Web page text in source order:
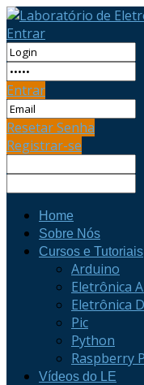
Entrar
Entrar
Resetar Senha
Registrar-se
Home
Sobre Nós
Cursos e Tutoriais
Arduino
Eletrônica
Eletrônica
Pic
Python
Raspberry
Vídeos do LE